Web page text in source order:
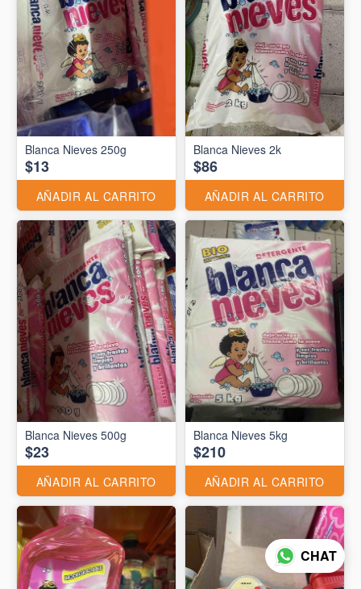
Blanca Nieves 250g
$13
AÑADIR AL CARRITO
Blanca Nieves 2k
$86
AÑADIR AL CARRITO
Blanca Nieves 500g
$23
AÑADIR AL CARRITO
Blanca Nieves 5kg
$210
AÑADIR AL CARRITO
CHAT